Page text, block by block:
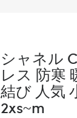
シャネル
レス 防寒
結び 人気
2xs~m